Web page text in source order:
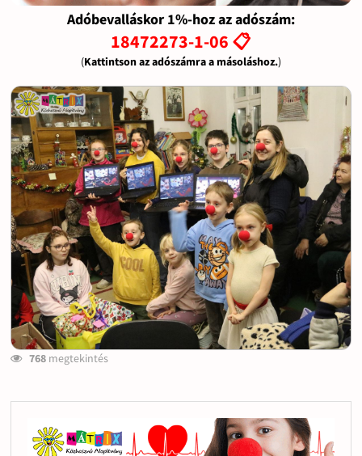
Adóbevalláskor 1%-hoz az adószám:
18472273-1-06 📋
(Kattintson az adószámra a másoláshoz.)
768megtekintés